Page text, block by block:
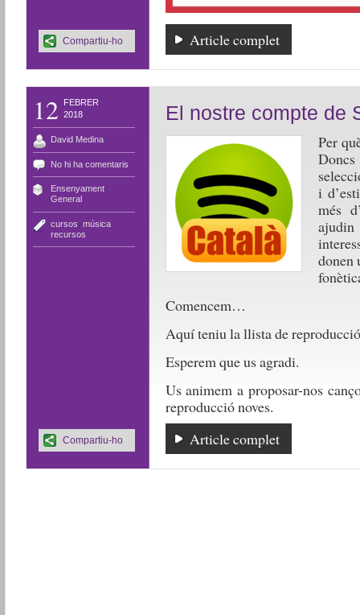
Article complet
Compartiu-ho
12
FEBRER
2018
David Medina
No hi ha comentaris
Ensenyament,
General
cursos música,
recursos
El nostre compte de
Per
i
més
donen
Comencem…
Aquí teniu la llista de
Esperem que us agradi.
Us animem a proposar-nos
reproducció noves.
Article complet
Compartiu-ho